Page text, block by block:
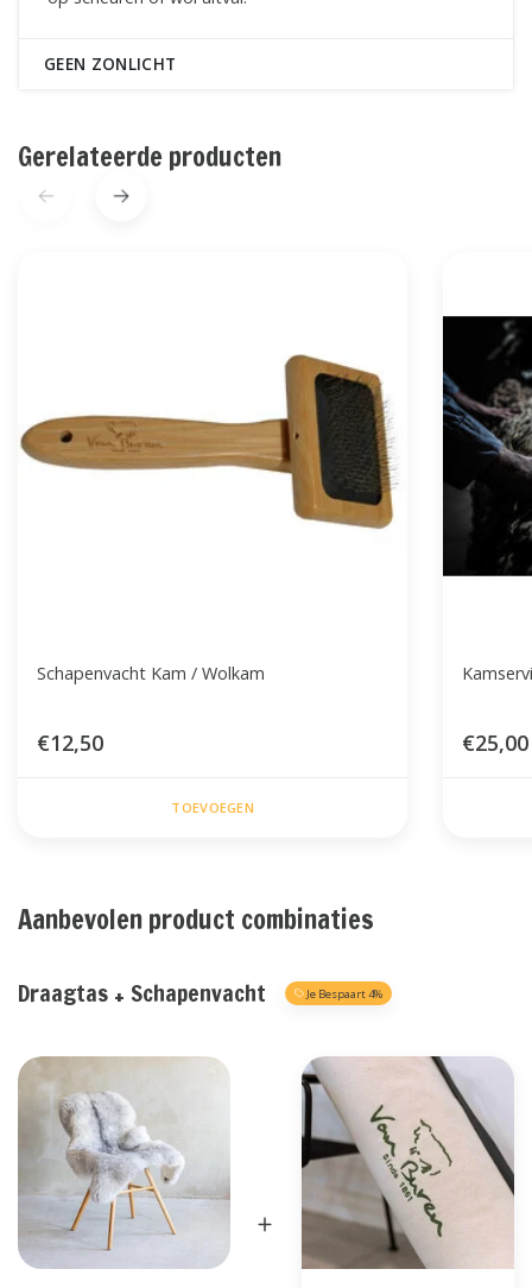
GEEN ZONLICHT
Gerelateerde producten
Schapenvacht Kam / Wolkam
€12,50
TOEVOEGEN
€25,00
Aanbevolen product combinaties
Draagtas + Schapenvacht Je Bespaart 4%